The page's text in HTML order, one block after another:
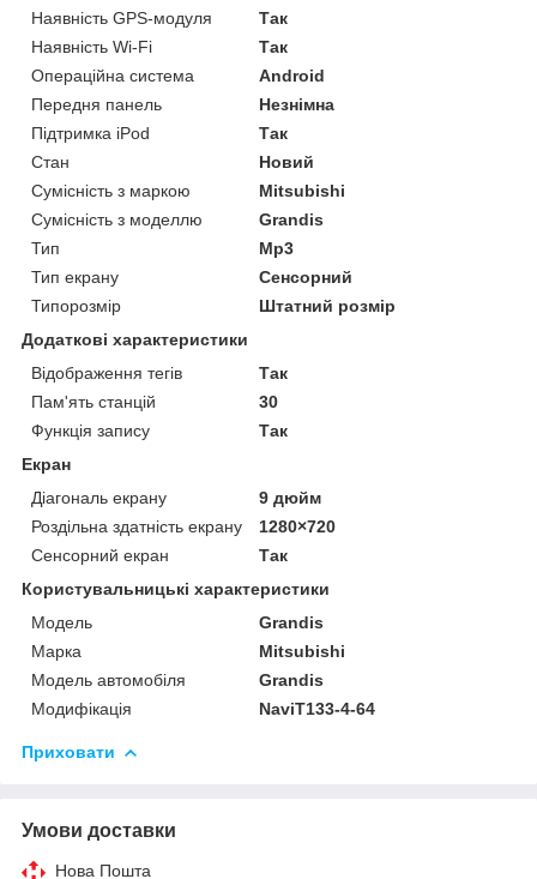
Наявність GPS-модуля
Так
Наявність Wi-Fi
Так
Операційна система
Android
Передня панель
Незнімна
Підтримка iPod
Так
Стан
Новий
Сумісність з маркою
Mitsubishi
Сумісність з моделлю
Grandis
Тип
Mp3
Тип екрану
Сенсорний
Типорозмір
Штатний розмір
Додаткові характеристики
Відображення тегів
Так
Пам'ять станцій
30
Функція запису
Так
Екран
Діагональ екрану
9 дюйм
Роздільна здатність екрану
1280×720
Сенсорний екран
Так
Користувальницькі характеристики
Мoдель
Grandis
Марка
Mitsubishi
Модель автомобіля
Grandis
Модифікація
NaviT133-4-64
Приховати
Умови доставки
Нова Пошта